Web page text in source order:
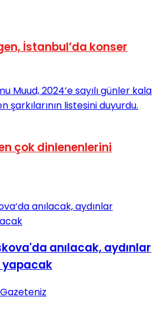
İstanbul’da konser
en çok dinlenenlerini
anılacak, aydınlar
yapacak